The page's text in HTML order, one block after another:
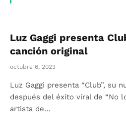
Luz Gaggi presenta
canción original
octubre 6, 2023
Luz Gaggi presenta “Club”, su
después del éxito viral de “No
artista de…